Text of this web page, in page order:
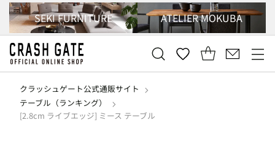
SEKI FURNITURE ATELIER MOKUBA
クラッシュゲート公式通販サイト
テーブル（ランキング）
[2.8cm ライブエッジ] ミース テーブル